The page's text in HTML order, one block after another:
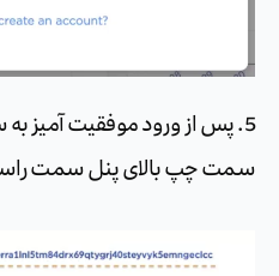
5. پس از ورود موفقیت آمیز به
سمت چپ بالای پنل سمت راست